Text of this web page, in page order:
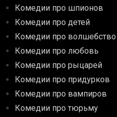
Комедии про шпионов
Комедии про детей
Комедии про волшебство
Комедии про любовь
Комедии про рыцарей
Комедии про придурков
Комедии про вампиров
Комедии про тюрьму